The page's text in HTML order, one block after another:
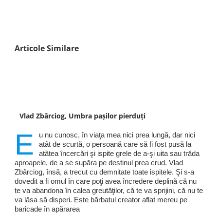
Articole Similare
Vlad Zbârciog, Umbra pașilor pierduți
E
u nu cunosc, în viaţa mea nici prea lungă, dar nici
atât de scurtă, o persoană care să fi fost pusă la
atâtea încercări şi ispite grele de a-şi uita sau trăda
aproapele, de a se supăra pe destinul prea crud. Vlad
Zbârciog, însă, a trecut cu demnitate toate ispitele. Şi s-a
dovedit a fi omul în care poţi avea încredere deplină că nu
te va abandona în calea greutăţilor, că te va sprijini, că nu te
va lăsa să disperi. Este bărbatul creator aflat mereu pe
baricade în apărarea